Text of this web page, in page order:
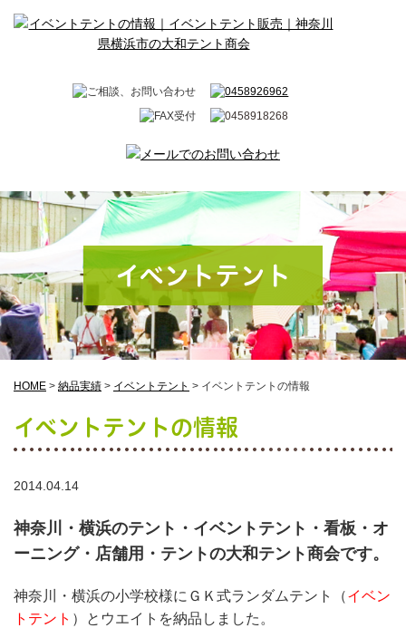
イベントテント
HOME > 納品実績 > イベントテント > イベントテントの情報
イベントテントの情報
2014.04.14
神奈川・横浜のテント・イベントテント・看板・オ
ーニング・店舗用・テントの大和テント商会です。
神奈川・横浜の小学校様にＧＫ式ランダムテント（イベン
トテント ）とウエイトを納品しました。